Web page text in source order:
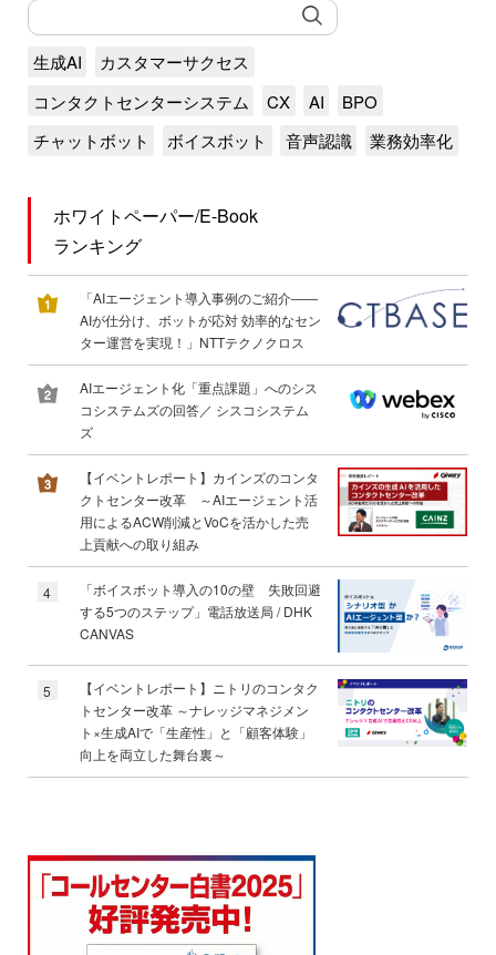
生成AI
カスタマーサクセス
コンタクトセンターシステム
CX AI
BPO
チャットボット
ボイスボット 音声認識 業務効率化
ホワイトペーパー/E-Book
ランキング
「AIエージェント導入事例のご紹介――
AIが仕分け、ボットが応対 効率的なセン
ター運営を実現！」NTTテクノクロス
AIエージェント化「重点課題」へのシス
コシステムズの回答／ シスコシステム
ズ
【イベントレポート】カインズのコンタ
クトセンター改革 ～AIエージェント活
用によるACW削減とVoCを活かした売
上貢献への取り組み
4
「ボイスボット導入の10の壁 失敗回避
する5つのステップ」電話放送局 / DHK
CANVAS
5
【イベントレポート】ニトリのコンタク
トセンター改革 ～ナレッジマネジメン
ト×生成AIで「生産性」と「顧客体験」
向上を両立した舞台裏～